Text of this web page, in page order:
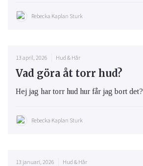
Rebecka Kaplan Sturk
13 april, 2026 Hud & Hår
Vad göra åt torr hud?
Hej jag har torr hud hur får jag bort det?
Rebecka Kaplan Sturk
13 januari, 2026 Hud & Hår